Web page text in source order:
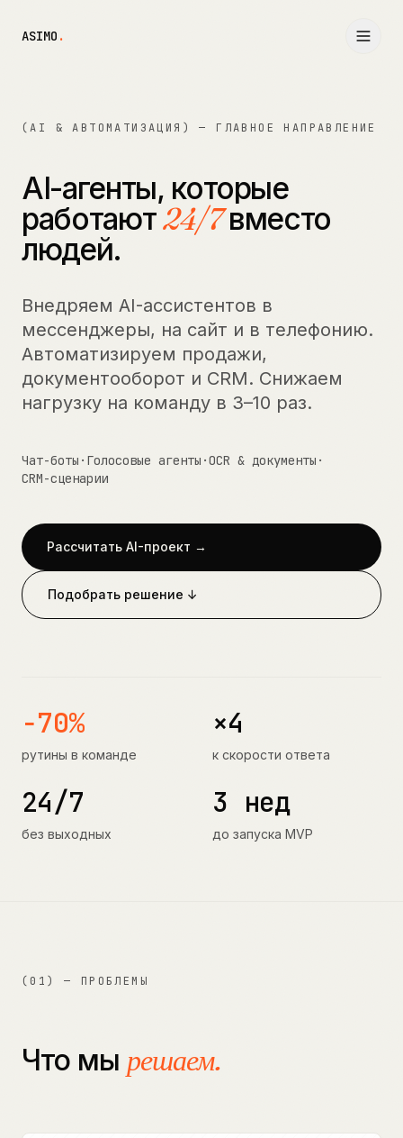
ASIMO .
(AI & АВТОМАТИЗАЦИЯ) — ГЛАВНОЕ НАПРАВЛЕНИЕ
AI-агенты, которые
работают24/7вместо
людей.
Внедряем AI-ассистентов в
мессенджеры, на сайт и в телефонию.
Автоматизируем продажи,
документооборот и CRM. Снижаем
нагрузку на команду в 3–10 раз.
Чат-боты · Голосовые агенты ·OCR & документы ·
CRM-сценарии
Рассчитать AI-проект →
Подобрать решение ↓
−70%
рутины в команде
×4
к скорости ответа
24/7
без выходных
3 нед
до запуска MVP
(01) — ПРОБЛЕМЫ
Что мы решаем.